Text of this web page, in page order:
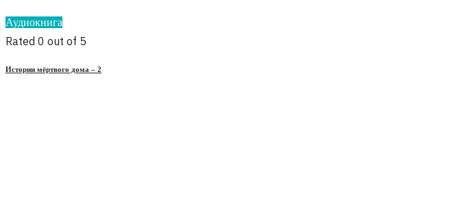
Аудиокнига
Rated 0 out of 5
Истории мёртвого дома – 2